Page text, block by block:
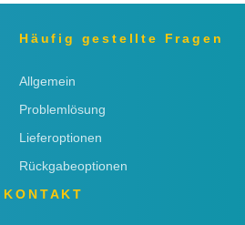
Häufig gestellte Fragen
Allgemein
Problemlösung
Lieferoptionen
Rückgabeoptionen
KONTAKT